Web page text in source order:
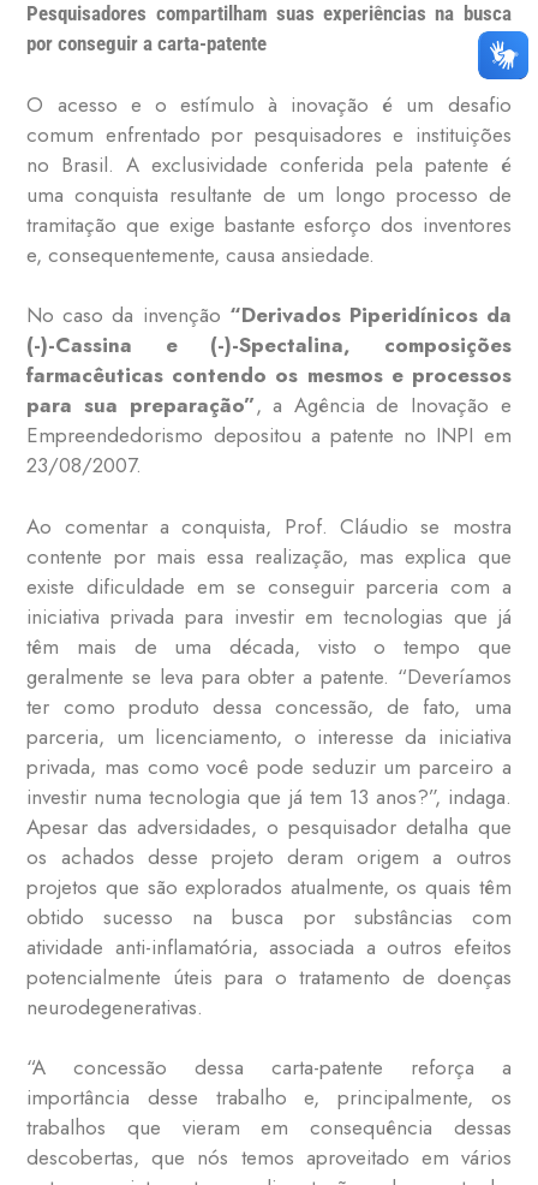
Pesquisadores compartilham suas experiências na busca
por conseguir a carta-patente
O acesso e o estímulo à inovação é um desafio
comum enfrentado por pesquisadores e instituições
no Brasil. A exclusividade conferida pela patente é
uma conquista resultante de um longo processo de
tramitação que exige bastante esforço dos inventores
e, consequentemente, causa ansiedade.
No caso da invenção “Derivados Piperidínicos da
(-)-Cassina e (-)-Spectalina, composições
farmacêuticas contendo os mesmos e processos
para sua preparação”, a Agência de Inovação e
Empreendedorismo depositou a patente no INPI em
23/08/2007.
Ao comentar a conquista, Prof. Cláudio se mostra
contente por mais essa realização, mas explica que
existe dificuldade em se conseguir parceria com a
iniciativa privada para investir em tecnologias que já
têm mais de uma década, visto o tempo que
geralmente se leva para obter a patente. “Deveríamos
ter como produto dessa concessão, de fato, uma
parceria, um licenciamento, o interesse da iniciativa
privada, mas como você pode seduzir um parceiro a
investir numa tecnologia que já tem 13 anos?”, indaga.
Apesar das adversidades, o pesquisador detalha que
os achados desse projeto deram origem a outros
projetos que são explorados atualmente, os quais têm
obtido sucesso na busca por substâncias com
atividade anti-inflamatória, associada a outros efeitos
potencialmente úteis para o tratamento de doenças
neurodegenerativas.
“A concessão dessa carta-patente reforça a
importância desse trabalho e, principalmente, os
trabalhos que vieram em consequência dessas
descobertas, que nós temos aproveitado em vários